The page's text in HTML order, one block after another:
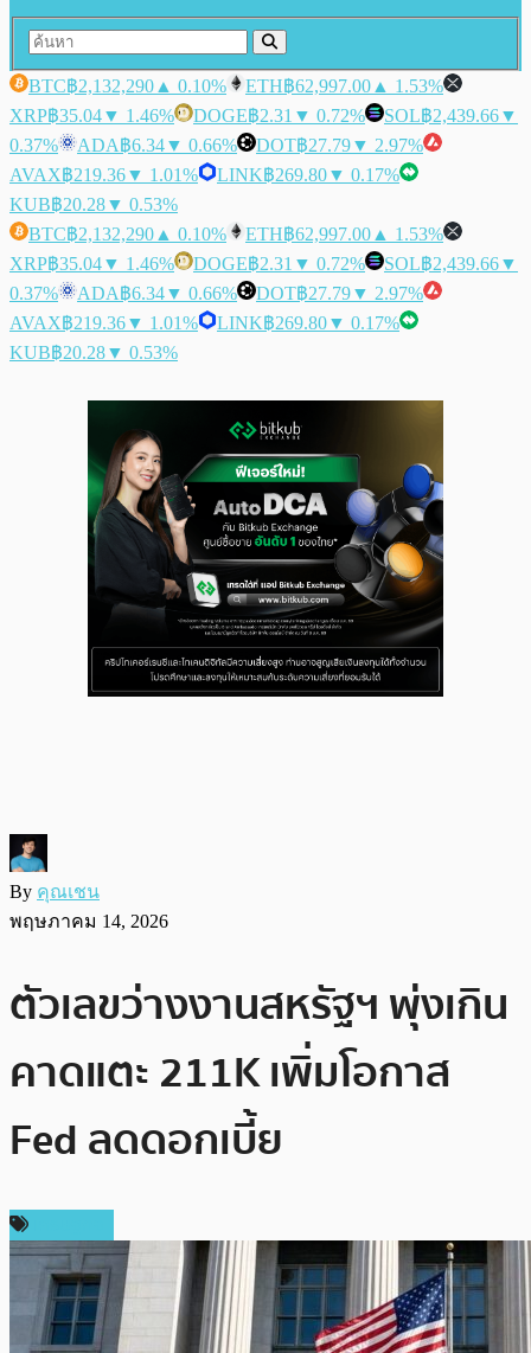
BTC฿2,132,290 ▲ 0.10% ETH฿62,997.00 ▲ 1.53%
XRP฿35.04▼ 1.46% DOGE฿2.31 ▼ 0.72% SOL฿2,439.66▼
0.37%
ADA฿6.34▼ 0.66% DOT฿27.79▼ 2.97%
AVAX฿219.36▼ 1.01% LINK฿269.80▼ 0.17%
KUB฿20.28▼ 0.53%
BTC฿2,132,290 ▲ 0.10% ETH฿62,997.00 ▲ 1.53%
XRP฿35.04▼ 1.46% DOGE฿2.31 ▼ 0.72% SOL฿2,439.66▼
0.37%
ADA฿6.34▼ 0.66% DOT฿27.79▼ 2.97%
AVAX฿219.36▼ 1.01% LINK฿269.80▼ 0.17%
KUB฿20.28▼ 0.53%
By คุณเชน
พฤษภาคม 14, 2026
ตัวเลขว่างงานสหรัฐฯ พุ่งเกิน
คาดแตะ 211K เพิ่มโอกาส
Fed ลดดอกเบี้ย